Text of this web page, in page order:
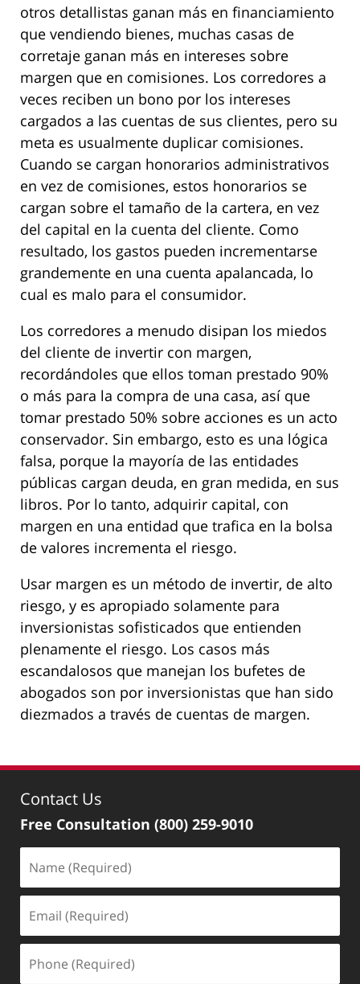
otros detallistas ganan más en financiamiento
que vendiendo bienes, muchas casas de
corretaje ganan más en intereses sobre
margen que en comisiones. Los corredores a
veces reciben un bono por los intereses
cargados a las cuentas de sus clientes, pero su
meta es usualmente duplicar comisiones.
Cuando se cargan honorarios administrativos
en vez de comisiones, estos honorarios se
cargan sobre el tamaño de la cartera, en vez
del capital en la cuenta del cliente. Como
resultado, los gastos pueden incrementarse
grandemente en una cuenta apalancada, lo
cual es malo para el consumidor.
Los corredores a menudo disipan los miedos
del cliente de invertir con margen,
recordándoles que ellos toman prestado 90%
o más para la compra de una casa, así que
tomar prestado 50% sobre acciones es un acto
conservador. Sin embargo, esto es una lógica
falsa, porque la mayoría de las entidades
públicas cargan deuda, en gran medida, en sus
libros. Por lo tanto, adquirir capital, con
margen en una entidad que trafica en la bolsa
de valores incrementa el riesgo.
Usar margen es un método de invertir, de alto
riesgo, y es apropiado solamente para
inversionistas sofisticados que entienden
plenamente el riesgo. Los casos más
escandalosos que manejan los bufetes de
abogados son por inversionistas que han sido
diezmados a través de cuentas de margen.
Contact Us
Free Consultation (800) 259-9010
(Required)
(Required)
(Required)